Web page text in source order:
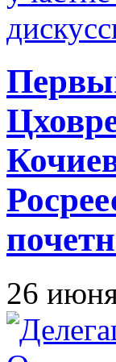
26